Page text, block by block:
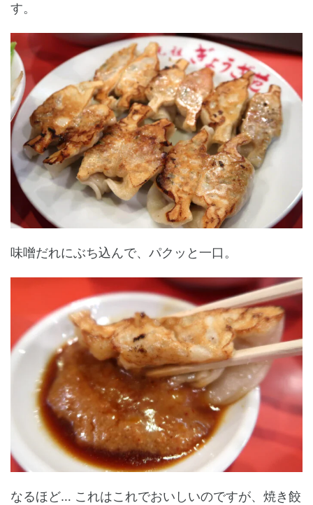
す。
味噌だれにぶち込んで、パクッと一口。
なるほど… これはこれでおいしいのですが、焼き餃